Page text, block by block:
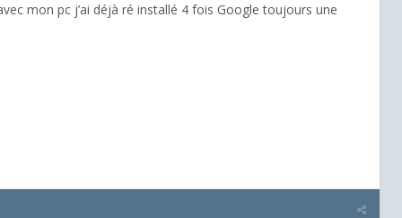
mon pc j’ai déjà ré installé 4 fois Google toujours une